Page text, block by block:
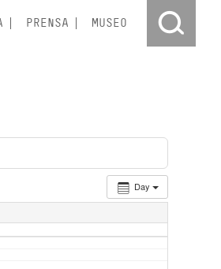
PRENSA MUSEO
Day